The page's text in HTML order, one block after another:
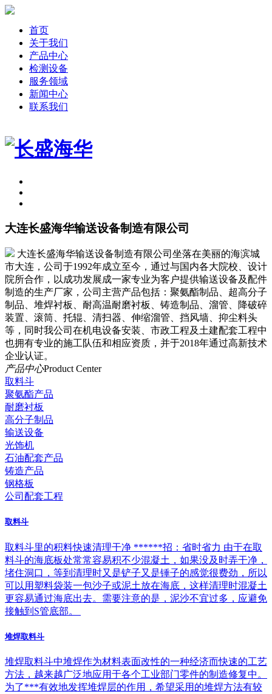
首页
关于我们
产品中心
检测设备
服务领域
新闻中心
联系我们
大连长盛海华输送设备制造有限公司
大连长盛海华输送设备制造有限公司坐落在美丽的海滨城
市大连，公司于1992年成立至今，通过与国内各大院校、设计
院所合作，以成功发展成一家专业为客户提供输送设备及配件
制造的生产厂家，公司主营产品包括：聚氨酯制品、超高分子
制品、堆焊衬板、耐高温耐磨衬板、铸造制品、溜管、降破碎
装置、滚筒、托辊、清扫器、伸缩溜管、挡风墙、抑尘料头
等，同时我公司在机电设备安装、市政工程及土建配套工程中
也拥有专业的施工队伍和相应资质，并于2018年通过高新技术
企业认证。
产品中心Product Center
取料斗
聚氨酯产品
耐磨衬板
高分子制品
输送设备
光饰机
石油配套产品
铸造产品
钢格板
公司配套工程
取料斗
取料斗里的积料快速清理干净 ******招：省时省力 由于在取
料斗的海底板处常常容易积不少混凝土，如果没及时弄干净，
堵住洞口，等到清理时又是铲子又是锤子的感觉很费劲，所以
可以用塑料袋装一包沙子或泥土放在海底，这样清理时混凝土
更容易通过海底出去。需要注意的是，泥沙不宜过多，应避免
接触到S管底部。
堆焊取料斗
堆焊取料斗中堆焊作为材料表面改性的一种经济而快速的工艺
方法，越来越广泛地应用于各个工业部门零件的制造修复中。
为了***有效地发挥堆焊层的作用，希望采用的堆焊方法有较